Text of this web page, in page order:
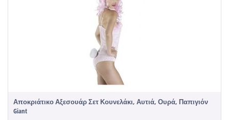
Αποκριάτικο Αξεσουάρ Σετ Κουνελάκι, Αυτιά, Ουρά, Παπιγιόν
Giant